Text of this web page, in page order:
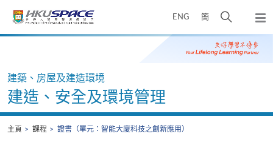
ENG 簡
開
搜
尋
彈
出
主
Main
建築、房屋及建造環境
建造、安全及環境管理
主頁 課程 證書（單元：智能大廈科技之創新應用）